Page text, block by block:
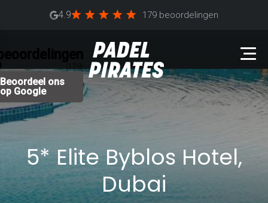
Beoordeel ons
op Google
4.9 179 beoordelingen
5* Elite Byblos Hotel,
Dubai